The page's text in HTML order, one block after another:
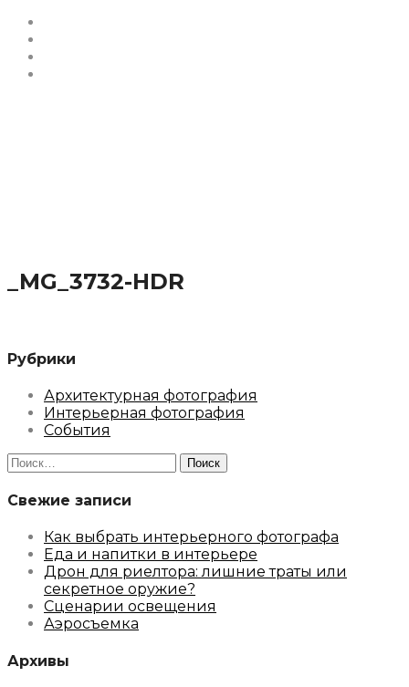
_MG_3732-HDR
Рубрики
Архитектурная фотография
Интерьерная фотография
События
Найти:
Свежие записи
Как выбрать интерьерного фотографа
Еда и напитки в интерьере
Дрон для риелтора: лишние траты или
секретное оружие?
Сценарии освещения
Аэросъемка
Архивы